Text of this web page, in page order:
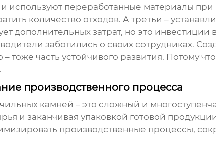
используют переработанные материалы
количество отходов. А третьи –
дополнительных затрат, но это
заботились о своих сотрудниках.
тоже часть устойчивого развития. Потому
производственного процесса
камней – это сложный и
и заканчивая упаковкой готовой
производственные процессы,